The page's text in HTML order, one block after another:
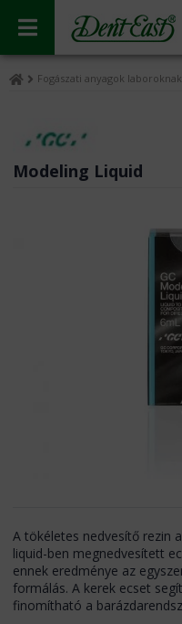
Fogászati anyagok laboroknak
Modeling Liquid
A tökéletes nedvesítő rezin
liquid-ben megnedvesített
ennek eredménye az
formálás. A kerek ecset
finomítható a